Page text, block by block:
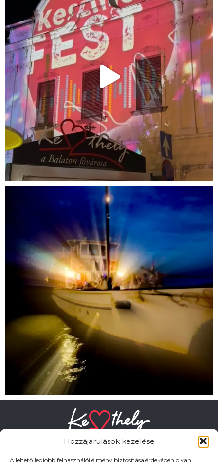
Hozzájárulások kezelése
A lehető legjobb felhasználói élmény biztosítása érdekében olyan